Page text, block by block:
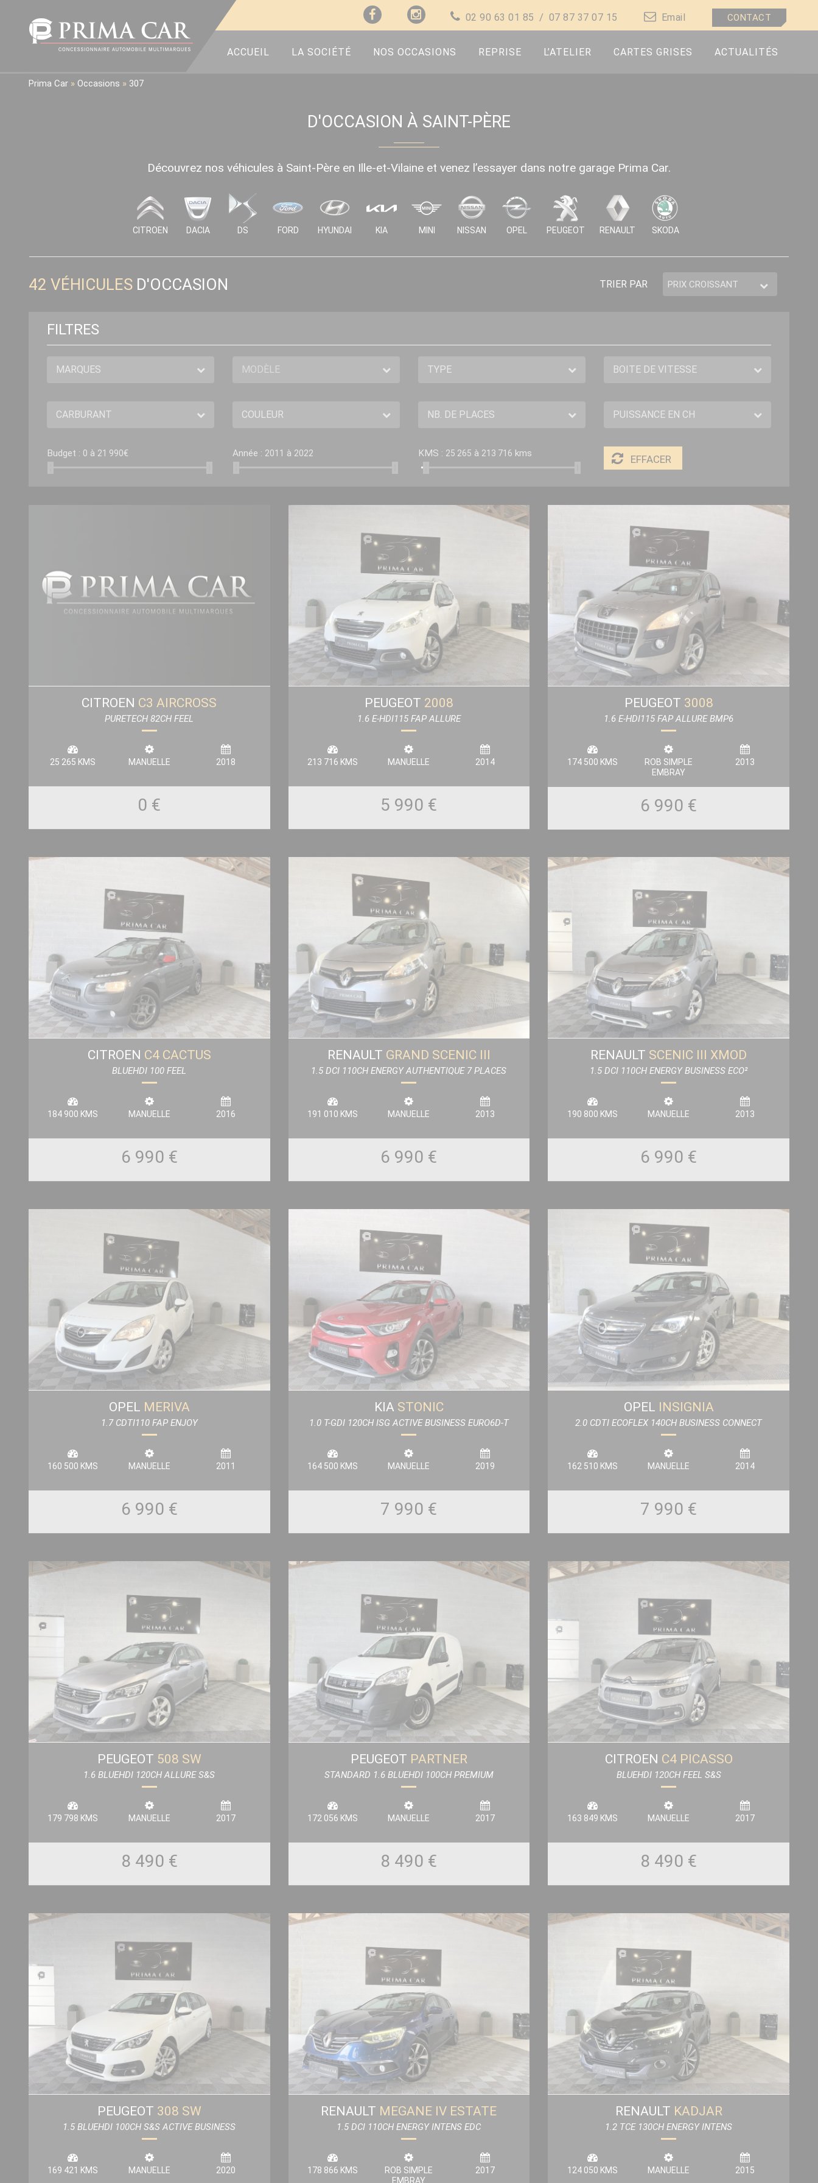
02 90 63 01 85 07 87 37 07 15 Email CONTACT
ACCUEIL LA SOCIÉTÉ NOS OCCASIONS REPRISE L’ATELIER CARTES GRISES ACTUALITÉS
Prima Car » Occasions » 307
D'OCCASION À SAINT-PÈRE
Découvrez nos véhicules à Saint-Père en Ille-et-Vilaine et venez l’essayer dans notre garage Prima Car.
CITROEN DACIA DS FORD HYUNDAI KIA MINI NISSAN OPEL PEUGEOT RENAULT SKODA
42 VÉHICULES D'OCCASION TRIER PAR
FILTRES
Budget : 0 à 21 990€ Année : 2011 à 2022 KMS : 25 265 à 213 716 kms EFFACER
CITROEN C3 AIRCROSS
PURETECH 82CH FEEL
25 265 KMS MANUELLE 2018
0 €
PEUGEOT 2008
1.6 E-HDI115 FAP ALLURE
213 716 KMS MANUELLE 2014
5 990 €
PEUGEOT 3008
1.6 E-HDI115 FAP ALLURE BMP6
174 500 KMS
ROB SIMPLE
EMBRAY
2013
6 990 €
CITROEN C4 CACTUS
BLUEHDI 100 FEEL
184 900 KMS MANUELLE 2016
6 990 €
RENAULT GRAND SCENIC III
1.5 DCI 110CH ENERGY AUTHENTIQUE 7 PLACES
191 010 KMS MANUELLE 2013
6 990 €
RENAULT SCENIC III XMOD
1.5 DCI 110CH ENERGY BUSINESS ECO²
190 800 KMS MANUELLE 2013
6 990 €
OPEL MERIVA
1.7 CDTI110 FAP ENJOY
160 500 KMS MANUELLE 2011
6 990 €
KIA STONIC
1.0 T-GDI 120CH ISG ACTIVE BUSINESS EURO6D-T
164 500 KMS MANUELLE 2019
7 990 €
OPEL INSIGNIA
2.0 CDTI ECOFLEX 140CH BUSINESS CONNECT
START&STOP 5P
162 510 KMS MANUELLE 2014
7 990 €
PEUGEOT 508 SW
1.6 BLUEHDI 120CH ALLURE S&S
179 798 KMS MANUELLE 2017
8 490 €
PEUGEOT PARTNER
STANDARD 1.6 BLUEHDI 100CH PREMIUM
172 056 KMS MANUELLE 2017
8 490 €
CITROEN C4 PICASSO
BLUEHDI 120CH FEEL S&S
163 849 KMS MANUELLE 2017
8 490 €
PEUGEOT 308 SW
1.5 BLUEHDI 100CH S&S ACTIVE BUSINESS
169 421 KMS MANUELLE 2020
RENAULT MEGANE IV ESTATE
1.5 DCI 110CH ENERGY INTENS EDC
178 866 KMS
ROB SIMPLE
EMBRAY
2017
RENAULT KADJAR
1.2 TCE 130CH ENERGY INTENS
124 050 KMS MANUELLE 2015